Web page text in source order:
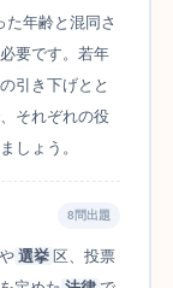
た年齢と混同さ
要です。若年
引き下げとと
それぞれの役
しょう。
8問出題
選挙 区、投票